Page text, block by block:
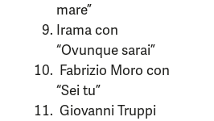
mare”
Irama con
“Ovunque sarai”
Fabrizio Moro con
“Sei tu”
Giovanni Truppi